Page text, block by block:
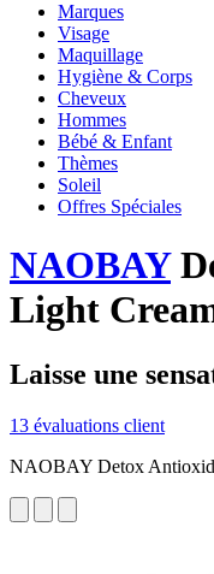
Marques
Visage
Maquillage
Hygiène & Corps
Cheveux
Hommes
Bébé & Enfant
Thèmes
Soleil
Offres Spéciales
NAOBAY
Light
Laisse une
13 évaluations client
NAOBAY Detox